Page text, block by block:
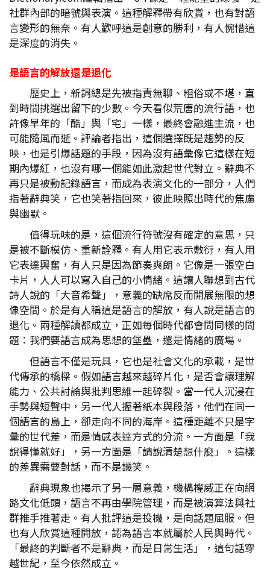
社群內部的暗號與表演。這種解釋帶有欣賞，也有對語
言變形的無奈。有人歡呼這是創意的勝利，有人惋惜這
是深度的消失。
是語言的解放還是退化
歷史上，新詞總是先被指責無聊、粗俗或不堪，直
到時間挑選出留下的少數。今天看似荒唐的流行語，也
許像早年的「酷」與「宅」一樣，最終會融進主流，也
可能隨風而逝。評論者指出，這個選擇既是趨勢的反
映，也是引爆話題的手段，因為沒有語彙像它這樣在短
期內爆紅，也沒有哪一個能如此激起世代對立。辭典不
再只是被動記錄語言，而成為表演文化的一部分，人們
指著辭典笑，它也笑著指回來，彼此映照出時代的焦慮
與幽默。
值得玩味的是，這個流行符號沒有確定的意思，只
是被不斷模仿、重新詮釋。有人用它表示敷衍，有人用
它表達興奮，有人只是因為節奏爽朗。它像是一張空白
卡片，人人可以寫入自己的小情緒。這讓人聯想到古代
詩人說的「大音希聲」，意義的缺席反而開展無限的想
像空間。於是有人稱這是語言的解放，有人說是語言的
退化。兩種解讀都成立，正如每個時代都會問同樣的問
題：我們要語言成為思想的堡壘，還是情緒的廣場。
但語言不僅是玩具，它也是社會文化的承載，是世
代傳承的橋樑。假如語言越來越碎片化，是否會讓理解
能力、公共討論與批判思維一起碎裂。當一代人沉浸在
手勢與短聲中，另一代人握著紙本與段落，他們在同一
個語言的島上，卻走向不同的海岸。這種距離不只是字
彙的世代差，而是情感表達方式的分流。一方面是「我
說得懂就好」，另一方面是「請說清楚想什麼」。這樣
的差異需要對話，而不是譏笑。
辭典現象也揭示了另一層意義，機構權威正在向網
路文化低頭，語言不再由學院管理，而是被演算法與社
群推手推著走。有人批評這是投機，是向話題屈服。但
也有人欣賞這種開放，認為語言本就屬於人民與時代。
「最終的判斷者不是辭典，而是日常生活」，這句話穿
越世紀，至今依然成立。